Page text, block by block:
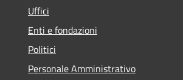
Uffici
Enti e fondazioni
Politici
Personale Amministrativo